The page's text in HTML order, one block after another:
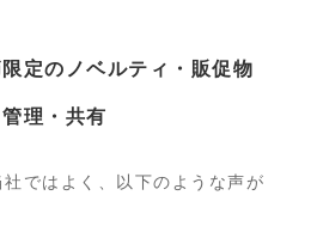
定のノベルティ・販促物
理・共有
ではよく、以下のような声が